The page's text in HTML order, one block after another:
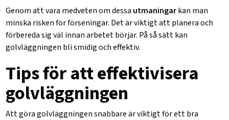
Genom att vara medveten om dessa utmaningarkan man
minska risken för förseningar. Det är viktigt att planera och
förbereda sig väl innan arbetet börjar. På så sätt kan
golvläggningen bli smidig och effektiv.
Tips för att effektivisera
golvläggningen
Att göra golvläggningen snabbare är viktigt för ett bra